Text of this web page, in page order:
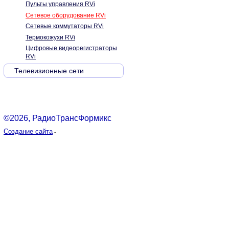
Пульты управления RVi
Сетевое оборудование RVi
Сетевые коммутаторы RVi
Термокожухи RVi
Цифровые видеорегистраторы
RVi
Телевизионные сети
©2026, РадиоТрансФормикс
Создание сайта -